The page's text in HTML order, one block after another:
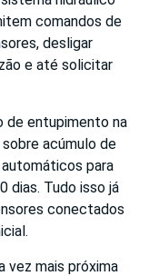
comandos de
desligar
e até solicitar
de entupimento na
acúmulo de
para
dias. Tudo isso já
conectados
vez mais próxima